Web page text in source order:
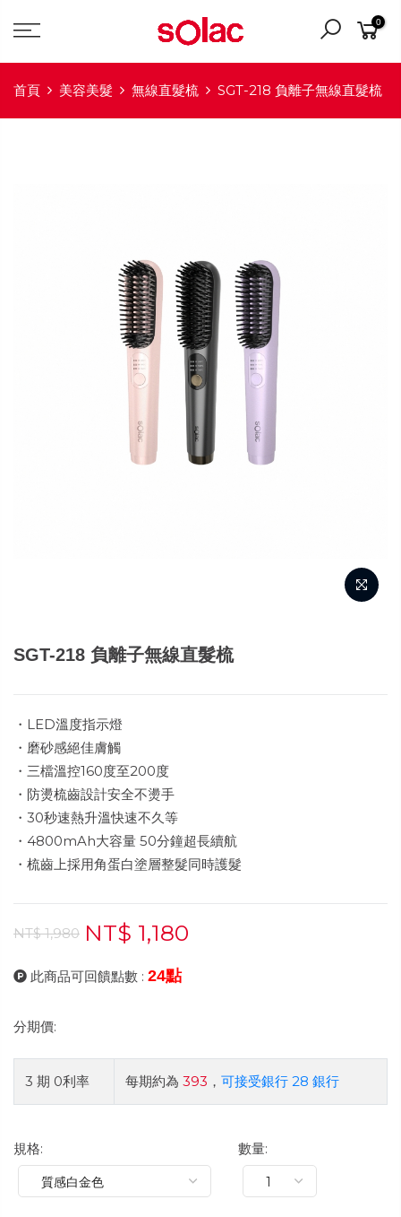
0
首頁 美容美髮 無線直髮梳 SGT-218 負離子無線直髮梳
SGT-218 負離子無線直髮梳
・LED溫度指示燈
・磨砂感絕佳膚觸
・三檔溫控160度至200度
・防燙梳齒設計安全不燙手
・30秒速熱升溫快速不久等
・4800mAh大容量 50分鐘超長續航
・梳齒上採用角蛋白塗層整髮同時護髮
NT$ 1,980 NT$ 1,180
此商品可回饋點數 : 24點
分期價:
3 期 0利率 每期約為 393 ， 可接受銀行 28 銀行
規格: 數量: